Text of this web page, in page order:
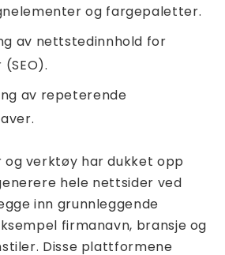
og fargepaletter.
av nettstedinnhold for
av repeterende
verktøy har dukket opp
hele nettsider ved
inn grunnleggende
firmanavn, bransje og
Disse plattformene